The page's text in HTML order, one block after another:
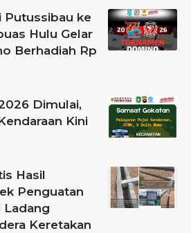
Putussibau ke
Hulu Gelar
Berhadiah Rp
Dimulai,
Kini
Hasil
Penguatan
Ladang
Keretakan